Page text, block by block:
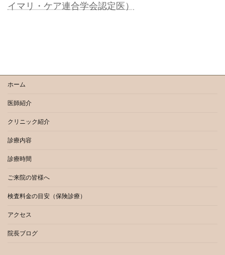
イマリ・ケア連合学会認定医）
ホーム
医師紹介
クリニック紹介
診療内容
診療時間
ご来院の皆様へ
検査料金の目安（保険診療）
アクセス
院長ブログ